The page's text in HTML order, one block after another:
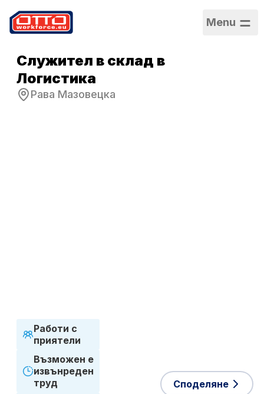
Menu
Служител в склад в
Логистика
Рава Мазовецка
Работи с
приятели
Възможен е
извънреден
труд
Споделяне